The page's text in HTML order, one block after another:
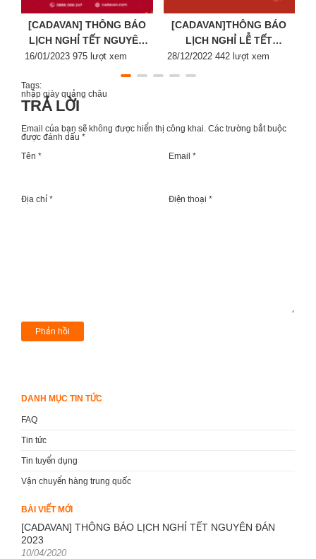
[CADAVAN] THÔNG BÁO
LỊCH NGHỈ TẾT NGUYÊN
ĐÁN 2023
Posted
16/01/2023 975 lượt xem
[CADAVAN]THÔNG BÁO
LỊCH NGHỈ LỄ TẾT
DƯƠNG LỊCH 2023
Posted
28/12/2022 442 lượt xem
Tags:
nhập giày quảng châu
TRẢ LỜI
Email của bạn sẽ không được hiển thị công khai. Các trường bắt buộc
được đánh dấu *
Tên *
Email *
Địa chỉ * Điện thoại *
DANH MỤC TIN TỨC
FAQ
Tin tức
Tin tuyển dụng
Vận chuyển hàng trung quốc
BÀI VIẾT MỚI
[CADAVAN] THÔNG BÁO LỊCH NGHỈ TẾT NGUYÊN ĐÁN
2023
Posted
10/04/2020